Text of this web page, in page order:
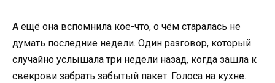
А ещё она вспомнила кое-что, о чём старалась не
думать последние недели. Один разговор, который
случайно услышала три недели назад, когда зашла к
свекрови забрать забытый пакет. Голоса на кухне.